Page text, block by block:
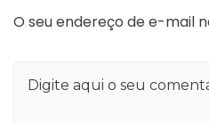
O seu endereço de e-mail